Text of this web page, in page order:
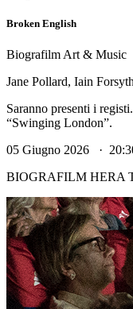
Broken English
Biografilm Art & Music
Jane Pollard, Iain
Saranno presenti i
“Swinging London”.
05 Giugno 2026 ·
BIOGRAFILM HERA